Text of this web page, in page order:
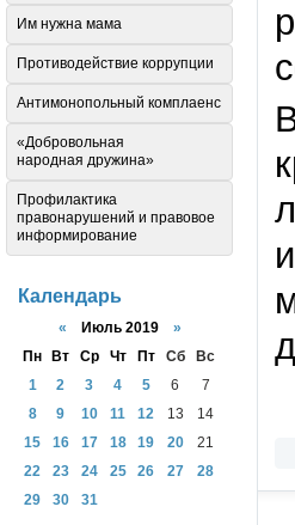
Им нужна мама
Противодействие коррупции
Антимонопольный комплаенс
«Добровольная
народная дружина»
Профилактика
правонарушений и правовое
информирование
Календарь
« Июль 2019 »
Пн
Вт Ср Чт Пт Сб
Вс
1
2 3 4 5 6
7
8
9 10 11 12 13
14
15
16 17 18 19 20
21
22
23 24 25 26 27
28
29
30 31